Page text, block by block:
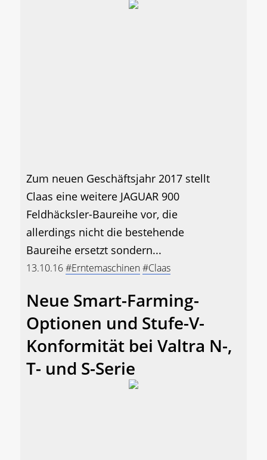
Zum neuen Geschäftsjahr 2017 stellt
Claas eine weitere JAGUAR 900
Feldhäcksler-Baureihe vor, die
allerdings nicht die bestehende
Baureihe ersetzt sondern...
13.10.16#Erntemaschinen#Claas
Neue Smart-Farming-
Optionen und Stufe-V-
Konformität bei Valtra N-,
T- und S-Serie